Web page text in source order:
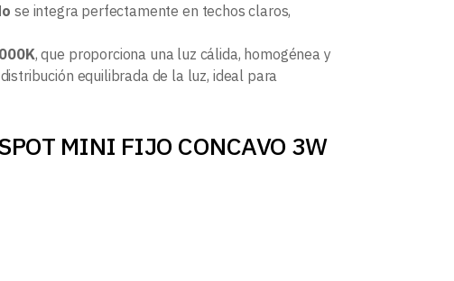
se integra perfectamente en techos claros,
, que proporciona una luz cálida, homogénea y
equilibrada de la luz, ideal para
MINI FIJO CONCAVO 3W